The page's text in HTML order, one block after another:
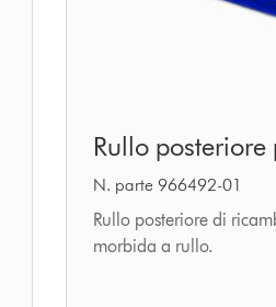
posteriore
per
spazzola
Rullo posteriore
N. parte 966492-01
Rullo posteriore di
morbida a rullo.